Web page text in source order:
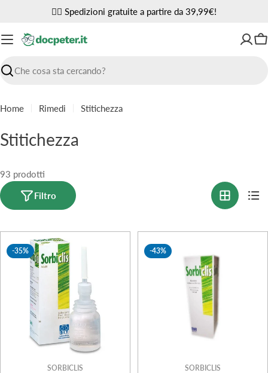
contenuto
✌🏼 Spedizioni gratuite a partire da 39,99€!
Ricerca
Home Rimedi Stitichezza
C
l
l
z
Stitichezza
93 prodotti
Filtro
-35%
SORBICLIS
-43%
SORBICLIS